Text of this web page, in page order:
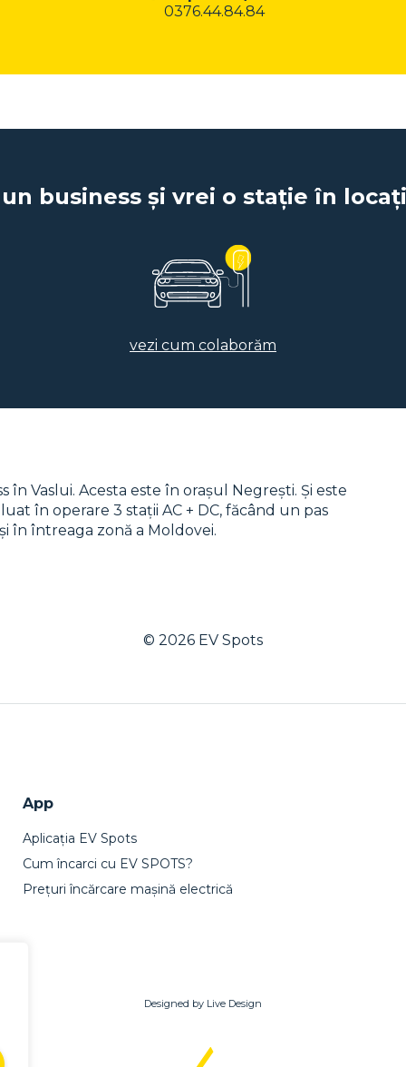
0376.44.84.84
business și vrei o stație în
vezi cum colaborăm
Vaslui. Acesta este în orașul Negrești. Și este
în operare 3 stații AC + DC, făcând un pas
în întreaga zonă a Moldovei.
© 2026 EV Spots
App
Aplicația EV Spots
Cum încarci cu EV SPOTS?
Prețuri încărcare mașină electrică
Designed by Live Design